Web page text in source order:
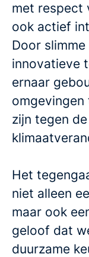
met respect
ook actief
Door
innovatieve
ernaar
zijn tegen
Het
niet alleen
maar ook
geloof dat
duurzame